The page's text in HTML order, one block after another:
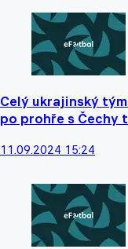
Celý ukrajinský
po prohře s Čechy
11.09.2024 15:24